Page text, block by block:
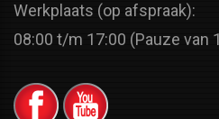
Werkplaats (op afspraak):
08:00 t/m 17:00 (Pauze van